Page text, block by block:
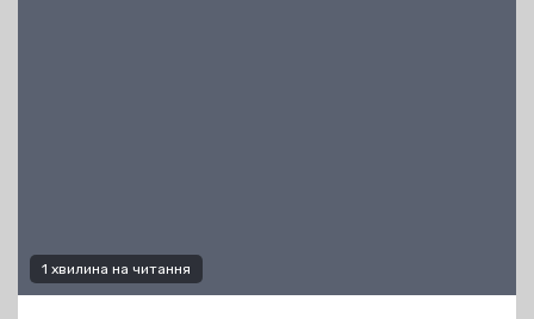
1 хвилина на читання